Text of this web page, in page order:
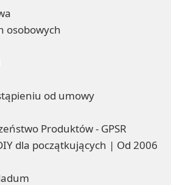
osobowych
od umowy
Produktów - GPSR
dla początkujących | Od 2006